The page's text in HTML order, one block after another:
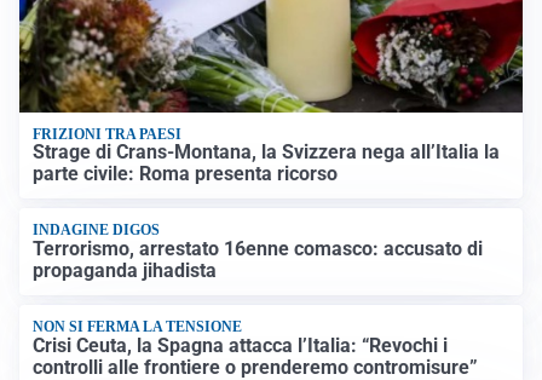
FRIZIONI TRA PAESI
Strage di Crans-Montana, la Svizzera nega all’Italia la
parte civile: Roma presenta ricorso
INDAGINE DIGOS
Terrorismo, arrestato 16enne comasco: accusato di
propaganda jihadista
NON SI FERMA LA TENSIONE
Crisi Ceuta, la Spagna attacca l’Italia: “Revochi i
controlli alle frontiere o prenderemo contromisure”